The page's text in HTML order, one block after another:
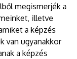
megismerjék a
illetve
a képzés
van ugyanakkor
a képzés